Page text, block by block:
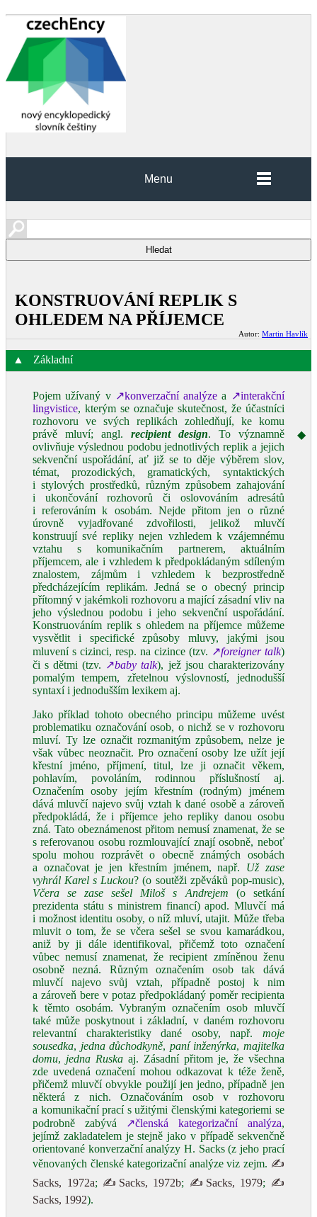
Menu
KONSTRUOVÁNÍ REPLIK S
OHLEDEM NA PŘÍJEMCE
Autor: Martin Havlík
▲ Základní
Pojem užívaný v ↗konverzační analýze a ↗interakční
lingvistice, kterým se označuje skutečnost, že účastníci
rozhovoru ve svých replikách zohledňují, ke komu
právě mluví; angl. recipient design. To významně
ovlivňuje výslednou podobu jednotlivých replik a jejich
sekvenční uspořádání, ať již se to děje výběrem slov,
témat, prozodických, gramatických, syntaktických
i stylových prostředků, různým způsobem zahajování
i ukončování rozhovorů či oslovováním adresátů
i referováním k osobám. Nejde přitom jen o různé
úrovně vyjadřované zdvořilosti, jelikož mluvčí
konstruují své repliky nejen vzhledem k vzájemnému
vztahu s komunikačním partnerem, aktuálním
příjemcem, ale i vzhledem k předpokládaným sdíleným
znalostem, zájmům i vzhledem k bezprostředně
předcházejícím replikám. Jedná se o obecný princip
přítomný v jakémkoli rozhovoru a mající zásadní vliv na
jeho výslednou podobu i jeho sekvenční uspořádání.
Konstruováním replik s ohledem na příjemce můžeme
vysvětlit i specifické způsoby mluvy, jakými jsou
mluvení s cizinci, resp. na cizince (tzv. ↗foreigner talk)
či s dětmi (tzv. ↗baby talk), jež jsou charakterizovány
pomalým tempem, zřetelnou výslovností, jednodušší
syntaxí i jednodušším lexikem aj.
Jako příklad tohoto obecného principu můžeme uvést
problematiku označování osob, o nichž se v rozhovoru
mluví. Ty lze označit rozmanitým způsobem, nelze je
však vůbec neoznačit. Pro označení osoby lze užít její
křestní jméno, příjmení, titul, lze ji označit věkem,
pohlavím, povoláním, rodinnou příslušností aj.
Označením osoby jejím křestním (rodným) jménem
dává mluvčí najevo svůj vztah k dané osobě a zároveň
předpokládá, že i příjemce jeho repliky danou osobu
zná. Tato obeznámenost přitom nemusí znamenat, že se
s referovanou osobu rozmlouvající znají osobně, neboť
spolu mohou rozprávět o obecně známých osobách
a označovat je jen křestním jménem, např. Už zase
vyhrál Karel s Luckou? (o soutěži zpěváků pop‑music),
Včera se zase sešel Miloš s Andrejem (o setkání
prezidenta státu s ministrem financí) apod. Mluvčí má
i možnost identitu osoby, o níž mluví, utajit. Může třeba
mluvit o tom, že se včera sešel se svou kamarádkou,
aniž by ji dále identifikoval, přičemž toto označení
vůbec nemusí znamenat, že recipient zmíněnou ženu
osobně nezná. Různým označením osob tak dává
mluvčí najevo svůj vztah, případně postoj k nim
a zároveň bere v potaz předpokládaný poměr recipienta
k těmto osobám. Vybraným označením osob mluvčí
také může poskytnout i základní, v daném rozhovoru
relevantní charakteristiky dané osoby, např. moje
sousedka, jedna důchodkyně, paní inženýrka, majitelka
domu, jedna Ruskaaj. Zásadní přitom je, že všechna
zde uvedená označení mohou odkazovat k téže ženě,
přičemž mluvčí obvykle použijí jen jedno, případně jen
některá z nich. Označováním osob v rozhovoru
a komunikační prací s užitými členskými kategoriemi se
podrobně zabývá ↗členská kategorizační analýza,
jejímž zakladatelem je stejně jako v případě sekvenčně
orientované konverzační analýzy H. Sacks (z jeho prací
věnovaných členské kategorizační analýze viz zejm. ✍
Sacks, 1972a; ✍Sacks, 1972b; ✍Sacks, 1979; ✍
Sacks, 1992).
◆